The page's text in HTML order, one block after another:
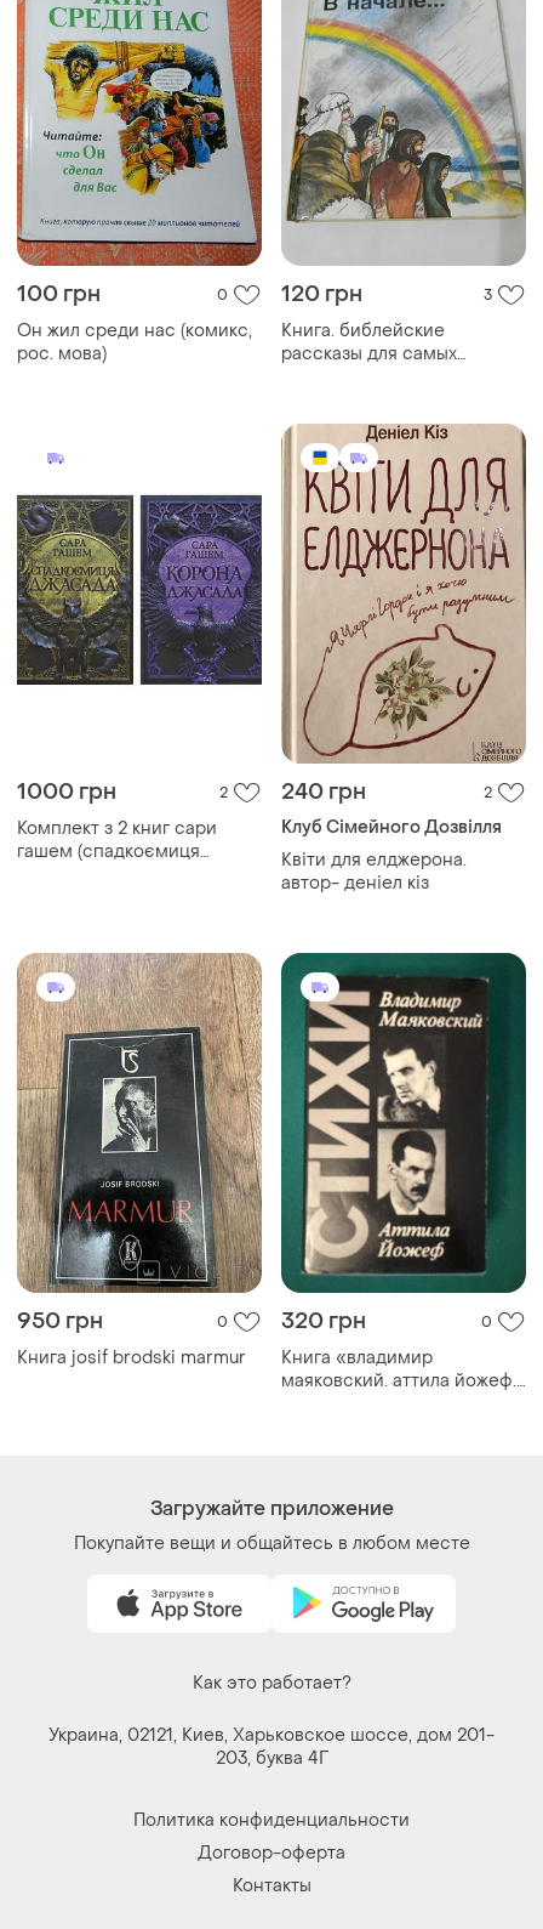
100 грн 0
Он жил среди нас (комикс,
рос. мова)
120 грн 3
Книга. библейские
рассказы для самых
1000 грн 2
Комплект з 2 книг сари
гашем (спадкоємиця
240 грн 2
Клуб Сімейного Дозвілля
Квіти для елджерона.
автор- деніел кіз
950 грн 0
Книга josif brodski marmur
320 грн 0
Книга «владимир
маяковский. аттила йожеф.
Загружайте приложение
Покупайте вещи и общайтесь в любом месте
Как это работает?
Украина, 02121, Киев, Харьковское шоссе, дом 201-
203, буква 4Г
Политика конфиденциальности
Договор-оферта
Контакты